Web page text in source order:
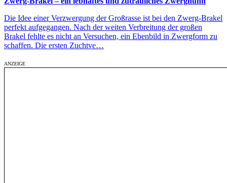
Die Idee einer Verzwergung der Großrasse ist bei den Zwerg-Brakel
perfekt aufgegangen. Nach der weiten Verbreitung der großen
Brakel fehlte es nicht an Versuchen, ein Ebenbild in Zwergform zu
schaffen. Die ersten Zuchtve…